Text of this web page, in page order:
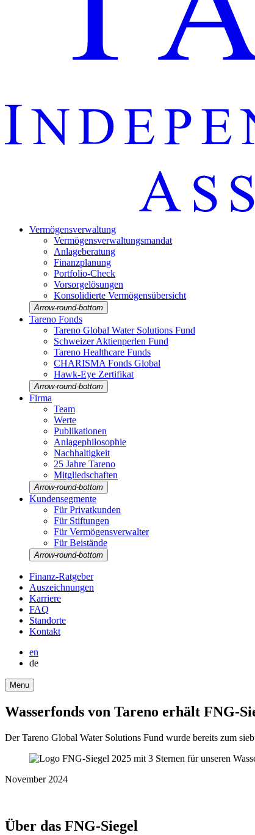
Vermö­gens­ver­wal­tung
Vermö­gens­ver­wal­tungs­mandat
Anlage­be­ra­tung
Finanz­pla­nung
Portfolio-Check
Vorsorgelösungen
Konso­li­dierte Vermö­gens­über­sicht
Arrow-round-bottom
Tareno Fonds
Tareno Global Water Solutions Fund
Schweizer Aktien­perlen Fund
Tareno Health­care Funds
CHARISMA Fonds Global
Hawk-Eye Zerti­fikat
Arrow-round-bottom
Firma
Team
Werte
Publi­ka­tionen
Anlage­phi­lo­so­phie
Nachhal­tig­keit
25 Jahre Tareno
Mitglied­schaften
Arrow-round-bottom
Kunden­seg­mente
Für Privat­kunden
Für Stiftungen
Für Vermö­gens­ver­walter
Für Beistände
Arrow-round-bottom
Finanz-Ratgeber
Auszeich­nungen
Karriere
FAQ
Stand­orte
Kontakt
en
de
Menu
Wasser­fonds von Tareno erhält FNG-
Der Tareno Global Water Solutions Fund wurde bereits zum
November 2024
Über das FNG-Siegel